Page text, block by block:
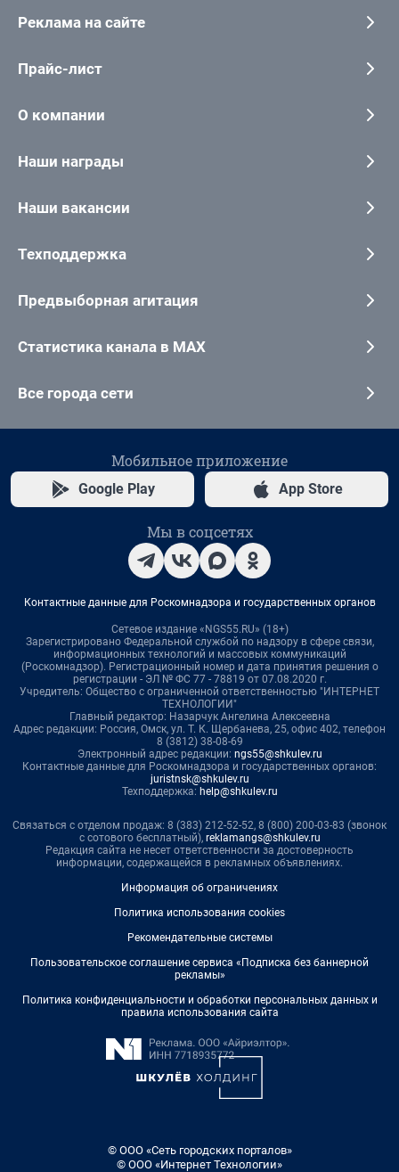
Реклама на сайте
Прайс-лист
О компании
Наши награды
Наши вакансии
Техподдержка
Предвыборная агитация
Статистика канала в MAX
Все города сети
Мобильное приложение
Google Play App Store
Мы в соцсетях
Контактные данные для Роскомнадзора и государственных органов
Сетевое издание «NGS55.RU» (18+)
Зарегистрировано Федеральной службой по надзору в сфере связи,
информационных технологий и массовых коммуникаций
(Роскомнадзор). Регистрационный номер и дата принятия решения о
регистрации - ЭЛ № ФС 77 - 78819 от 07.08.2020 г.
Учредитель: Общество с ограниченной ответственностью "ИНТЕРНЕТ
ТЕХНОЛОГИИ"
Главный редактор: Назарчук Ангелина Алексеевна
Адрес редакции: Россия, Омск, ул. Т. К. Щербанева, 25, офис 402, телефон
8 (3812) 38-08-69
Электронный адрес редакции: ngs55@shkulev.ru
Контактные данные для Роскомнадзора и государственных органов:
juristnsk@shkulev.ru
Техподдержка: help@shkulev.ru
Связаться с отделом продаж: 8 (383) 212-52-52, 8 (800) 200-03-83 (звонок
с сотового бесплатный), reklamangs@shkulev.ru
Редакция сайта не несет ответственности за достоверность
информации, содержащейся в рекламных объявлениях.
Информация об ограничениях
Политика использования cookies
Рекомендательные системы
Пользовательское соглашение сервиса «Подписка без баннерной
рекламы»
Политика конфиденциальности и обработки персональных данных и
правила использования сайта
© ООО «Сеть городских порталов»
© ООО «Интернет Технологии»